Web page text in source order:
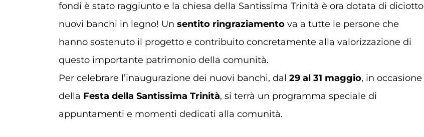
fondi è stato raggiunto e la chiesa della Santissima Trinità è ora dotata di diciotto
nuovi banchi in legno! Un sentito ringraziamento va a tutte le persone che
hanno sostenuto il progetto e contribuito concretamente alla valorizzazione di
questo importante patrimonio della comunità.
Per celebrare l’inaugurazione dei nuovi banchi, dal 29 al 31 maggio, in occasione
della Festa della Santissima Trinità, si terrà un programma speciale di
appuntamenti e momenti dedicati alla comunità.